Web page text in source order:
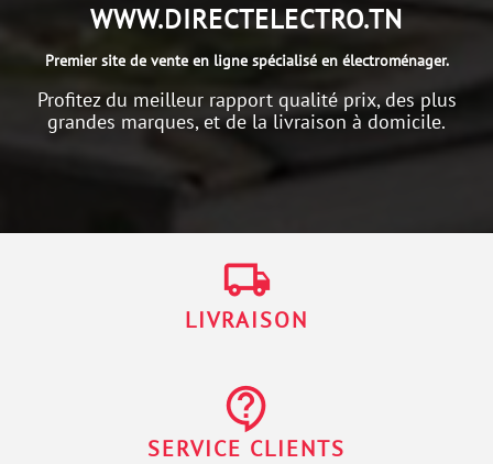
WWW.DIRECTELECTRO.TN
Premier site de vente en ligne spécialisé en électroménager.
Profitez du meilleur rapport qualité prix, des plus
grandes marques, et de la livraison à domicile.
local_shipping
LIVRAISON
contact_support
SERVICE CLIENTS